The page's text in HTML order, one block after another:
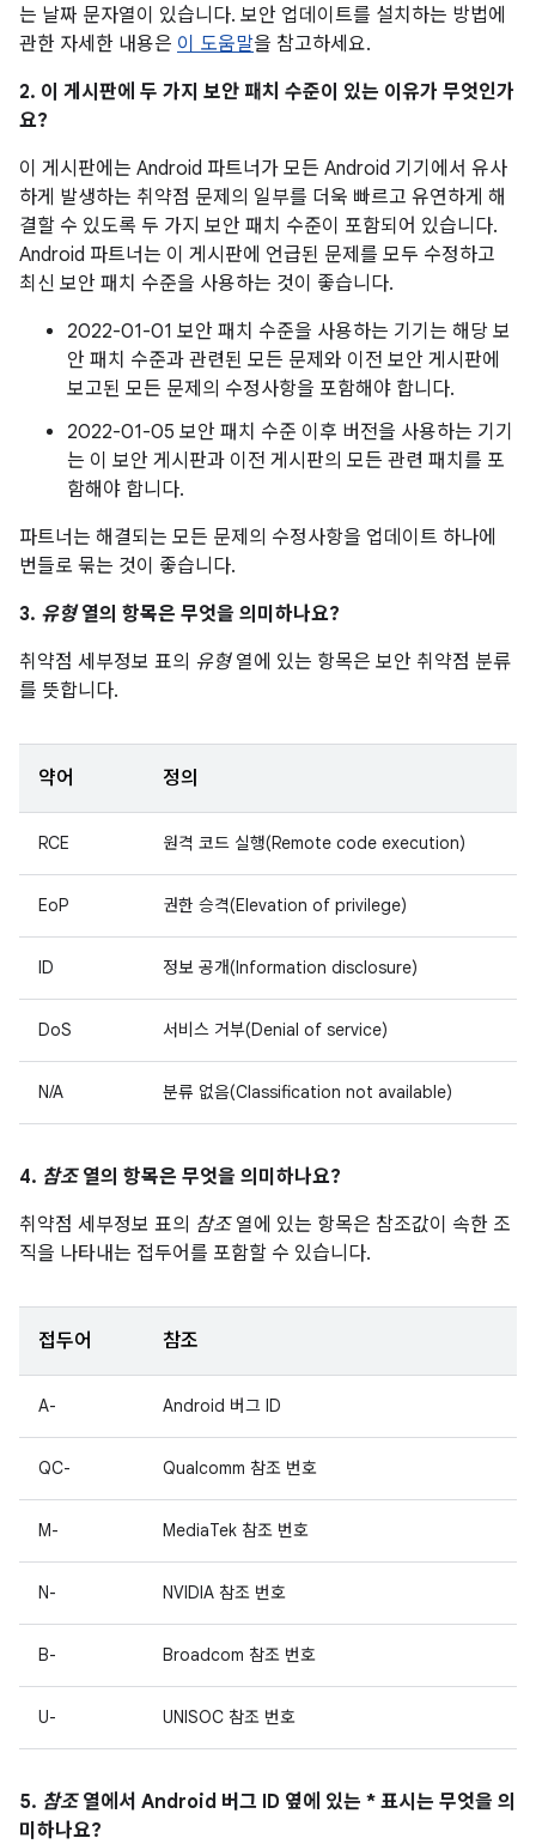
는 날짜 문자열이 있습니다. 보안 업데이트를 설치하는 방법에
관한 자세한 내용은 이 도움말을 참고하세요.
2. 이 게시판에 두 가지 보안 패치 수준이 있는 이유가 무엇인가
요?
이 게시판에는 Android 파트너가 모든 Android 기기에서 유사
하게 발생하는 취약점 문제의 일부를 더욱 빠르고 유연하게 해
결할 수 있도록 두 가지 보안 패치 수준이 포함되어 있습니다.
Android 파트너는 이 게시판에 언급된 문제를 모두 수정하고
최신 보안 패치 수준을 사용하는 것이 좋습니다.
2022-01-01 보안 패치 수준을 사용하는 기기는 해당 보
안 패치 수준과 관련된 모든 문제와 이전 보안 게시판에
보고된 모든 문제의 수정사항을 포함해야 합니다.
2022-01-05 보안 패치 수준 이후 버전을 사용하는 기기
는 이 보안 게시판과 이전 게시판의 모든 관련 패치를 포
함해야 합니다.
파트너는 해결되는 모든 문제의 수정사항을 업데이트 하나에
번들로 묶는 것이 좋습니다.
3. 유형열의 항목은 무엇을 의미하나요?
취약점 세부정보 표의 유형열에 있는 항목은 보안 취약점 분류
를 뜻합니다.
약어 정의
RCE 원격 코드 실행(Remote code execution)
EoP 권한 승격(Elevation of privilege)
ID 정보 공개(Information disclosure)
DoS 서비스 거부(Denial of service)
N/A 분류 없음(Classification not available)
4. 참조열의 항목은 무엇을 의미하나요?
취약점 세부정보 표의 참조열에 있는 항목은 참조값이 속한 조
직을 나타내는 접두어를 포함할 수 있습니다.
접두어 참조
A- Android 버그 ID
QC- Qualcomm 참조 번호
M- MediaTek 참조 번호
N- NVIDIA 참조 번호
B- Broadcom 참조 번호
U- UNISOC 참조 번호
5. 참조열에서 Android 버그 ID 옆에 있는 * 표시는 무엇을 의
미하나요?